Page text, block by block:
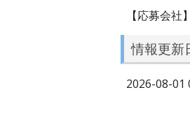
【応募会
情報更新
2026-08-01